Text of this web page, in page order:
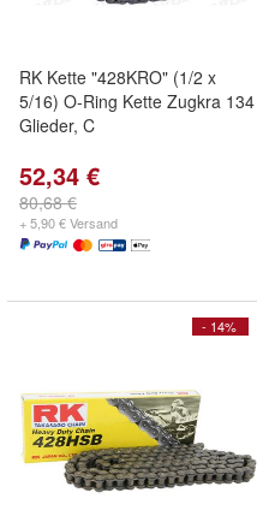
RK Kette "428KRO" (1/2 x
5/16) O-Ring Kette Zugkra 134
Glieder, C
52,34 €
80,68 €
+ 5,90 € Versand
- 14%